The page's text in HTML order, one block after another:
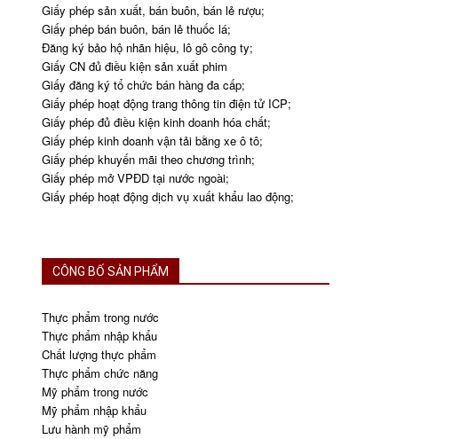
Giấy phép sản xuất, bán buôn, bán lẻ rượu;
Giấy phép bán buôn, bán lẻ thuốc lá;
Đăng ký bảo hộ nhãn hiệu, lô gô công ty;
Giấy CN đủ điều kiện sản xuất phim
Giấy đăng ký tổ chức bán hàng đa cấp;
Giấy phép hoạt động trang thông tin điện tử ICP;
Giấy phép đủ điều kiện kinh doanh hóa chất;
Giấy phép kinh doanh vận tải bằng xe ô tô;
Giấy phép khuyến mãi theo chương trình;
Giấy phép mở VPĐD tại nước ngoài;
Giấy phép hoạt động dịch vụ xuất khẩu lao động;
CÔNG BỐ SẢN PHẨM
Thực phẩm trong nước
Thực phẩm nhập khẩu
Chất lượng thực phẩm
Thực phẩm chức năng
Mỹ phẩm trong nước
Mỹ phẩm nhập khẩu
Lưu hành mỹ phẩm